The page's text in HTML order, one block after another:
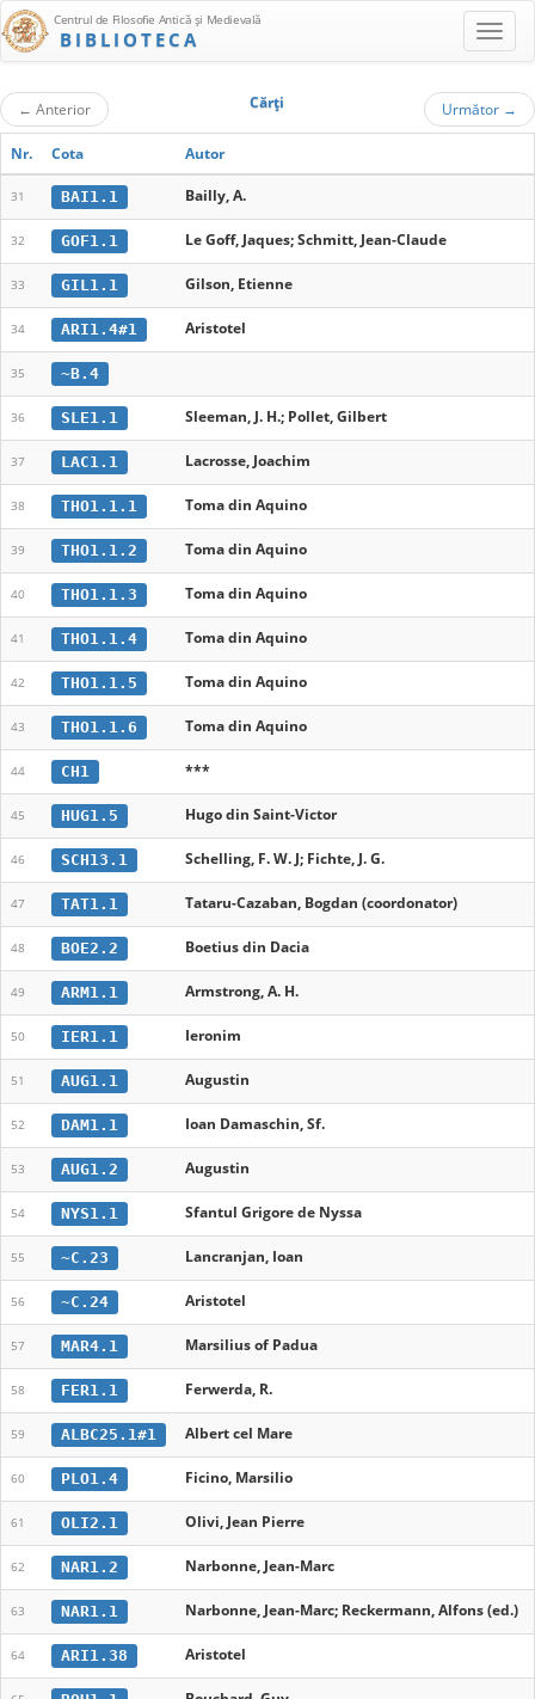
Centrul de Filosofie Antică şi Medievală
BIBLIOTECA
← Anterior Cărţi Următor →
Nr. Cota Autor
31 BAI1.1 Bailly, A.
32 GOF1.1 Le Goff, Jaques; Schmitt, Jean-Claude
33 GIL1.1 Gilson, Etienne
34 ARI1.4#1 Aristotel
35 ~B.4
36 SLE1.1 Sleeman, J. H.; Pollet, Gilbert
37 LAC1.1 Lacrosse, Joachim
38 THO1.1.1 Toma din Aquino
39 THO1.1.2 Toma din Aquino
40 THO1.1.3 Toma din Aquino
41 THO1.1.4 Toma din Aquino
42 THO1.1.5 Toma din Aquino
43 THO1.1.6 Toma din Aquino
44 CH1 ***
45 HUG1.5 Hugo din Saint-Victor
46 SCH13.1 Schelling, F. W. J; Fichte, J. G.
47 TAT1.1 Tataru-Cazaban, Bogdan (coordonator)
48 BOE2.2 Boetius din Dacia
49 ARM1.1 Armstrong, A. H.
50 IER1.1 Ieronim
51 AUG1.1 Augustin
52 DAM1.1 Ioan Damaschin, Sf.
53 AUG1.2 Augustin
54 NYS1.1 Sfantul Grigore de Nyssa
55 ~C.23 Lancranjan, Ioan
56 ~C.24 Aristotel
57 MAR4.1 Marsilius of Padua
58 FER1.1 Ferwerda, R.
59 ALBC25.1#1 Albert cel Mare
60 PLO1.4 Ficino, Marsilio
61 OLI2.1 Olivi, Jean Pierre
62 NAR1.2 Narbonne, Jean-Marc
63 NAR1.1 Narbonne, Jean-Marc; Reckermann, Alfons (ed.)
64 ARI1.38 Aristotel